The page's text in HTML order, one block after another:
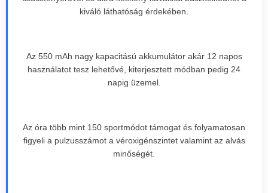
kiváló láthatóság érdekében.
Az 550 mAh nagy kapacitású akkumulátor akár 12 napos
használatot tesz lehetővé, kiterjesztett módban pedig 24
napig üzemel.
Az óra több mint 150 sportmódot támogat és folyamatosan
figyeli a pulzusszámot a véroxigénszintet valamint az alvás
minőségét.